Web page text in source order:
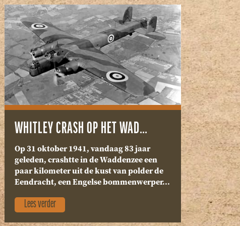
WHITLEY CRASH OP HET WAD…
Op 31 oktober 1941, vandaag 83 jaar
geleden, crashtte in de Waddenzee een
paar kilometer uit de kust van polder de
Eendracht, een Engelse bommenwerper...
Lees verder